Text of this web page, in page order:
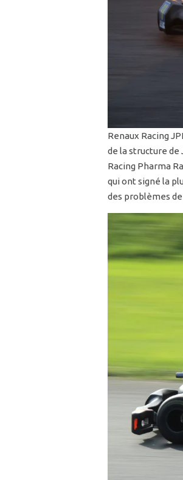
Renaux Racing
de la structure de
Racing Pharma
qui ont signé la
des problèmes